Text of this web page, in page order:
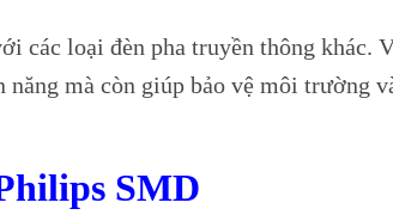
các loại đèn pha truyền thông khác.
mà còn giúp bảo vệ môi trường
SMD